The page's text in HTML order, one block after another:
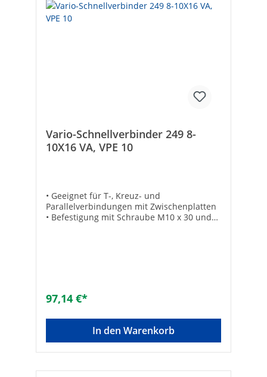
Vario-Schnellverbinder 249 8-
10X16 VA, VPE 10
• Geeignet für T-, Kreuz- und
Parallelverbindungen mit Zwischenplatten
• Befestigung mit Schraube M10 x 30 und
97,14 €*
In den Warenkorb